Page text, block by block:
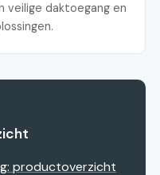
veilige daktoegang en
productoverzicht